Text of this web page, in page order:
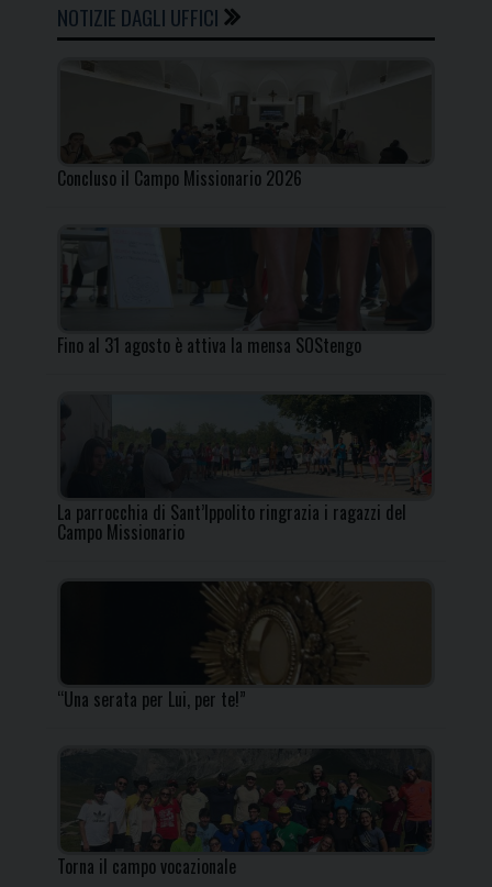
NOTIZIE DAGLI UFFICI
Concluso il Campo Missionario 2026
Fino al 31 agosto è attiva la mensa SOStengo
La parrocchia di Sant’Ippolito ringrazia i ragazzi del
Campo Missionario
“Una serata per Lui, per te!”
Torna il campo vocazionale